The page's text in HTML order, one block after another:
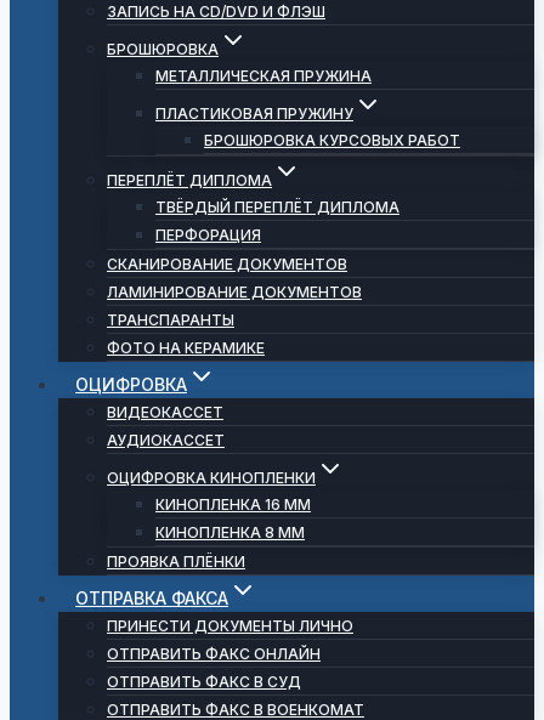
ЗАПИСЬ НА CD/DVD И ФЛЭШ
БРОШЮРОВКА
МЕТАЛЛИЧЕСКАЯ ПРУЖИНА
ПЛАСТИКОВАЯ ПРУЖИНУ
БРОШЮРОВКА КУРСОВЫХ РАБОТ
ПЕРЕПЛЁТ ДИПЛОМА
ТВЁРДЫЙ ПЕРЕПЛЁТ ДИПЛОМА
ПЕРФОРАЦИЯ
СКАНИРОВАНИЕ ДОКУМЕНТОВ
ЛАМИНИРОВАНИЕ ДОКУМЕНТОВ
ТРАНСПАРАНТЫ
ФОТО НА КЕРАМИКЕ
ОЦИФРОВКА
ВИДЕОКАССЕТ
АУДИОКАССЕТ
ОЦИФРОВКА КИНОПЛЕНКИ
КИНОПЛЕНКА 16 ММ
КИНОПЛЕНКА 8 ММ
ПРОЯВКА ПЛЁНКИ
ОТПРАВКА ФАКСА
ПРИНЕСТИ ДОКУМЕНТЫ ЛИЧНО
ОТПРАВИТЬ ФАКС ОНЛАЙН
ОТПРАВИТЬ ФАКС В СУД
ОТПРАВИТЬ ФАКС В ВОЕНКОМАТ